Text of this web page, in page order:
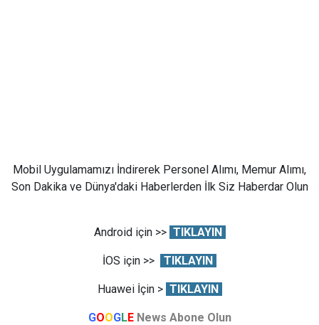
Mobil Uygulamamızı İndirerek Personel Alımı, Memur Alımı,
Son Dakika ve Dünya'daki Haberlerden İlk Siz Haberdar Olun
Android için >> TIKLAYIN
İOS için >> TIKLAYIN
Huawei İçin > TIKLAYIN
GOOGLE News Abone Olun